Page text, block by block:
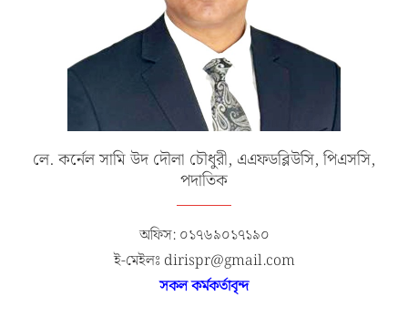
লে. কর্নেল সামি উদ দৌলা চৌধুরী, এএফডব্লিউসি, পিএসসি,
পদাতিক
অফিস: ০১৭৬৯০১৭১৯০
ই-মেইলঃ dirispr@gmail.com
সকল কর্মকর্তাবৃন্দ